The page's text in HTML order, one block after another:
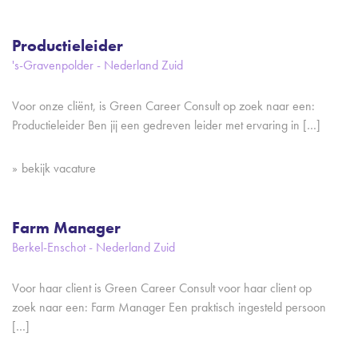
Productieleider
's-Gravenpolder - Nederland Zuid
Voor onze cliënt, is Green Career Consult op zoek naar een:
Productieleider Ben jij een gedreven leider met ervaring in […]
bekijk vacature
Farm Manager
Berkel-Enschot - Nederland Zuid
Voor haar client is Green Career Consult voor haar client op
zoek naar een: Farm Manager Een praktisch ingesteld persoon
[…]